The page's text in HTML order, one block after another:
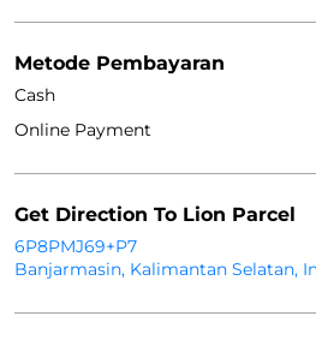
Metode Pembayaran
Cash
Online Payment
Get Direction To Lion Parcel
6P8PMJ69+P7
Banjarmasin, Kalimantan Selatan,